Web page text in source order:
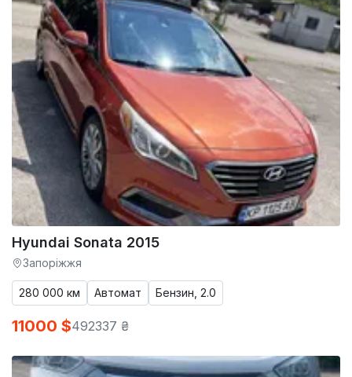
Hyundai Sonata 2015
Запоріжжя
280 000 км Автомат Бензин, 2.0
11000 $492337 ₴